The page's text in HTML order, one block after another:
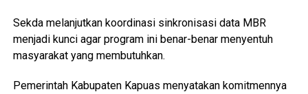
Sekda melanjutkan koordinasi sinkronisasi data MBR
menjadi kunci agar program ini benar-benar menyentuh
masyarakat yang membutuhkan.
Pemerintah Kabupaten Kapuas menyatakan komitmennya